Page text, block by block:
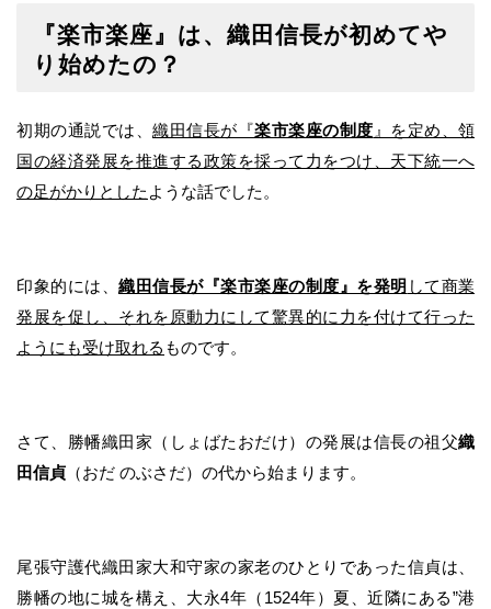
『楽市楽座』は、織田信長が初めてや
り始めたの？
初期の通説では、 織田信長が『楽市楽座の制度 』を定め、領
国の経済発展を推進する政策を採って力をつけ、天下統一へ
の足がかりとした ような話でした。
印象的には、 織田信長が『楽市楽座の制度』を発明 して商業
発展を促し、それを原動力にして驚異的に力を付けて行った
ようにも受け取れる ものです。
さて、勝幡織田家（しょばたおだけ）の発展は信長の祖父織
田信貞 （おだ のぶさだ）の代から始まります。
尾張守護代織田家大和守家の家老のひとりであった信貞は、
勝幡の地に城を構え、大永4年（1524年）夏、近隣にある”港